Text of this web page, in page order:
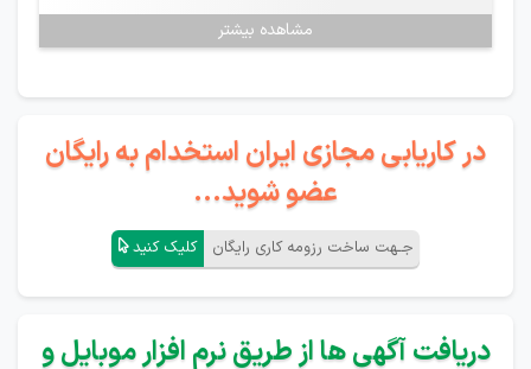
مشاهده بیشتر
در کاریابی مجازی ایران استخدام به رایگان
عضو شوید...
جـهت ساخت رزومه کاری رایگان کلیک کنید
دریافت آگهی ها از طریق نرم افزار موبایل و